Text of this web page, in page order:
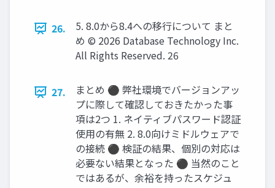
26.
5. 8.0から8.4への移行について まと
め © 2026 Database Technology Inc.
All Rights Reserved. 26
27.
まとめ ⚫ 弊社環境でバージョンアッ
プに際して確認しておきたかった事
項は2つ 1. ネイティブパスワード認証
使用の有無 2. 8.0向けミドルウェアで
の接続 ⚫ 検証の結果、個別の対応は
必要ない結果となった ⚫ 当然のこと
ではあるが、余裕を持ったスケジュ